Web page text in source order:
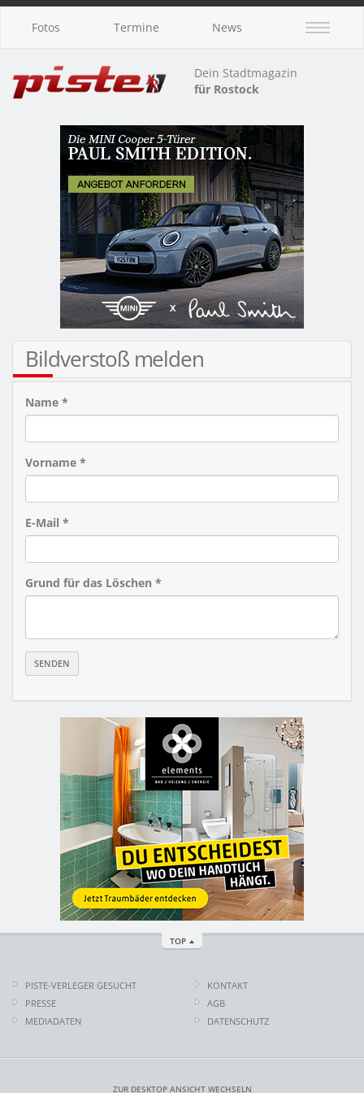
Fotos Termine News
Dein Stadtmagazin
für Rostock
Bildverstoß melden
Name *
Vorname *
E-Mail *
Grund für das Löschen *
TOP
PISTE-VERLEGER GESUCHT
PRESSE
MEDIADATEN
KONTAKT
AGB
DATENSCHUTZ
ZUR DESKTOP ANSICHT WECHSELN